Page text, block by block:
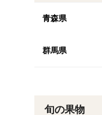
青森県
群馬県
旬の果物